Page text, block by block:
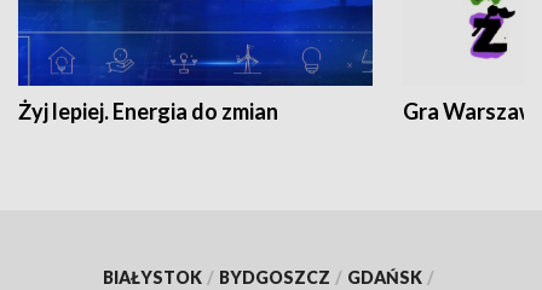
Żyj lepiej. Energia do zmian Gra
BIAŁYSTOK / BYDGOSZCZ / GDAŃSK /